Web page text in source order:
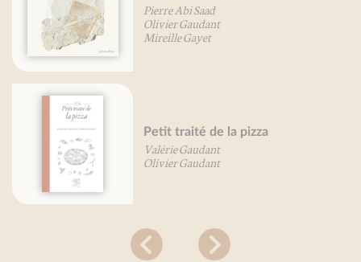
Pierre Abi Saad
Olivier Gaudant
Mireille Gayet
Petit traité de la pizza
Valérie Gaudant
Olivier Gaudant